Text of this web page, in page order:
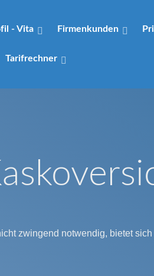
- Vita Firmenkunden
Tarifrechner
zwingend notwendig, bietet